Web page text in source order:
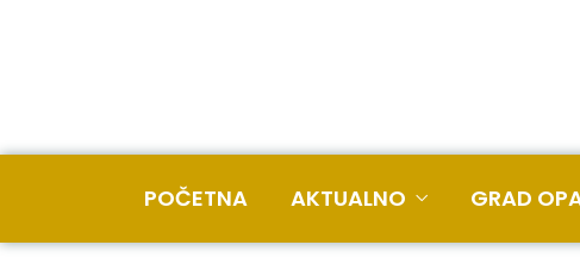
POČETNA AKTUALNO GRAD